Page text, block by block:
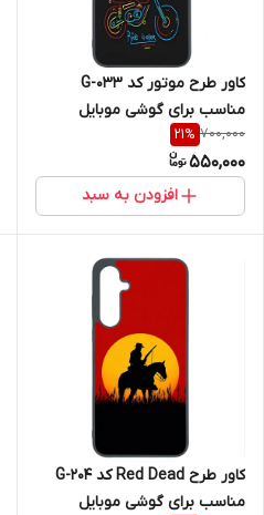
کاور طرح موتور کد G-033
مناسب برای گوشی موبایل
سامسونگ Galaxy A36
700,000
21%
550,000
افزودن به سبد
کاور طرح Red Dead کد G-204
مناسب برای گوشی موبایل